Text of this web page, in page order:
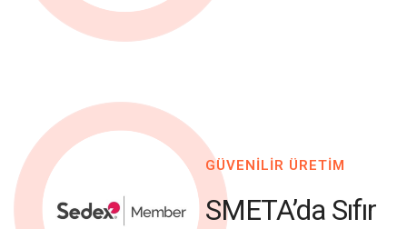
GÜVENİLİR ÜRETİM
SMETA’da Sıfır